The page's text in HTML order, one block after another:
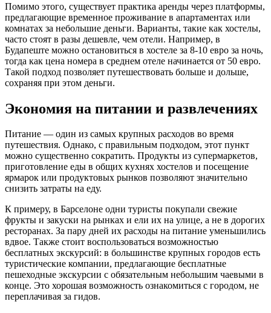
Помимо этого, существует практика аренды через платформы,
предлагающие временное проживание в апартаментах или
комнатах за небольшие деньги. Варианты, такие как хостелы,
часто стоят в разы дешевле, чем отели. Например, в
Будапеште можно остановиться в хостеле за 8-10 евро за ночь,
тогда как цена номера в среднем отеле начинается от 50 евро.
Такой подход позволяет путешествовать больше и дольше,
сохраняя при этом деньги.
Экономия на питании и развлечениях
Питание — один из самых крупных расходов во время
путешествия. Однако, с правильным подходом, этот пункт
можно существенно сократить. Продукты из супермаркетов,
приготовление еды в общих кухнях хостелов и посещение
ярмарок или продуктовых рынков позволяют значительно
снизить затраты на еду.
К примеру, в Барселоне одни туристы покупали свежие
фрукты и закуски на рынках и ели их на улице, а не в дорогих
ресторанах. За пару дней их расходы на питание уменьшились
вдвое. Также стоит воспользоваться возможностью
бесплатных экскурсий: в большинстве крупных городов есть
туристические компании, предлагающие бесплатные
пешеходные экскурсии с обязательным небольшим чаевыми в
конце. Это хорошая возможность ознакомиться с городом, не
переплачивая за гидов.